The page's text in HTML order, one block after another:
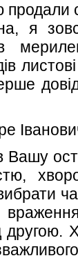
я
вибрати
другою.